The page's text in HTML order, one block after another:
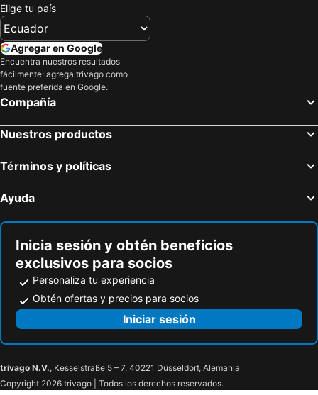
Elige tu país
Agregar en Google
Encuentra nuestros resultados
fácilmente: agrega trivago como
fuente preferida en Google.
Compañía
Nuestros productos
Términos y políticas
Ayuda
Inicia sesión y obtén beneficios
exclusivos para socios
Personaliza tu experiencia
Obtén ofertas y precios para socios
Iniciar sesión
trivago N.V., Kesselstraße 5 – 7, 40221 Düsseldorf, Alemania
Copyright 2026 trivago | Todos los derechos reservados.